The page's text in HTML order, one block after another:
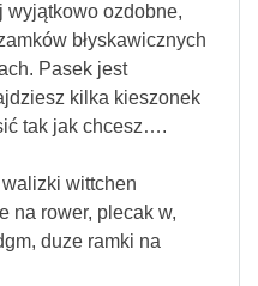
wyjątkowo ozdobne,
błyskawicznych
Pasek jest
kilka kieszonek
tak jak chcesz….
wittchen
na rower, plecak w,
duze ramki na